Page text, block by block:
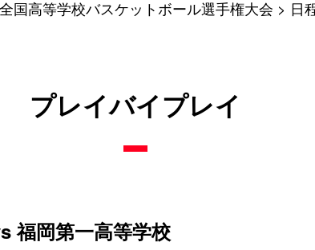
国高等学校バスケットボール選手権大会 日
プレイバイプレイ
福岡第一高等学校